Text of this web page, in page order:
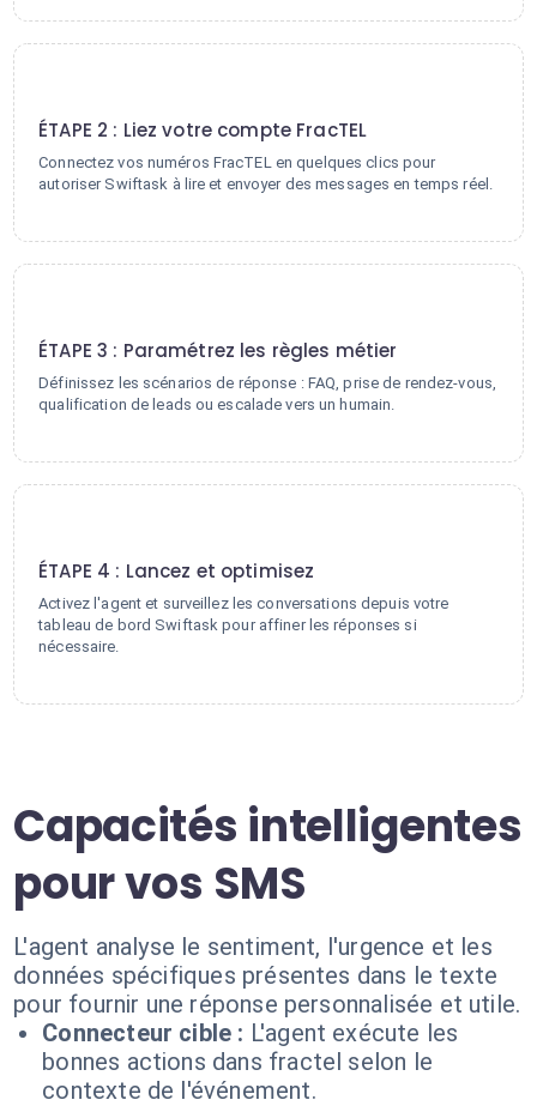
ÉTAPE 2 : Liez votre compte FracTEL
Connectez vos numéros FracTEL en quelques clics pour
autoriser Swiftask à lire et envoyer des messages en temps réel.
ÉTAPE 3 : Paramétrez les règles métier
Définissez les scénarios de réponse : FAQ, prise de rendez-vous,
qualification de leads ou escalade vers un humain.
ÉTAPE 4 : Lancez et optimisez
Activez l'agent et surveillez les conversations depuis votre
tableau de bord Swiftask pour affiner les réponses si
nécessaire.
Capacités intelligentes
pour vos SMS
L'agent analyse le sentiment, l'urgence et les
données spécifiques présentes dans le texte
pour fournir une réponse personnalisée et utile.
Connecteur cible : L'agent exécute les
bonnes actions dans fractel selon le
contexte de l'événement.